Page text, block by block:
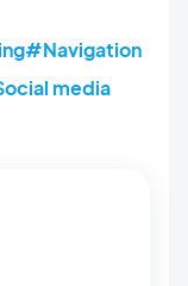
#Navigation
media